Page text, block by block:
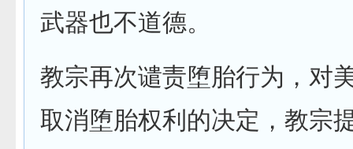
武器也不道德。
教宗再次谴责堕胎行为，对
取消堕胎权利的决定，教宗